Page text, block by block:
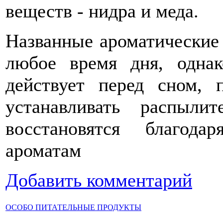
веществ - нидра и меда.
Названные
любое время дня,
действует перед сном,
устанавливать
восстановятся
ароматам
Добавить комментарий
ОСОБО ПИТАТЕЛЬНЫЕ ПРОДУКТЫ